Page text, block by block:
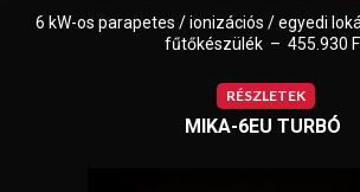
6 kW-os parapetes / ionizációs / egyedi
fűtőkészülék – 455.930
RÉSZLETEK
MIKA-6EU TURBÓ